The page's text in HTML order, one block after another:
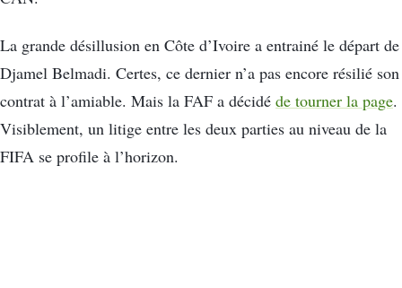
La grande désillusion en Côte d’Ivoire a entrainé le départ de
Djamel Belmadi. Certes, ce dernier n’a pas encore résilié son
contrat à l’amiable. Mais la FAF a décidé de tourner la page.
Visiblement, un litige entre les deux parties au niveau de la
FIFA se profile à l’horizon.